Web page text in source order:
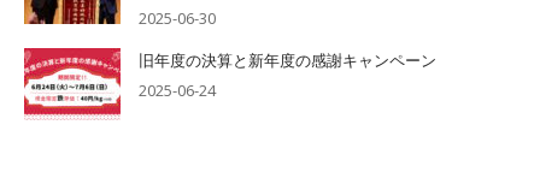
2025-06-30
旧年度の決算と新年度の感謝キャンペーン
2025-06-24